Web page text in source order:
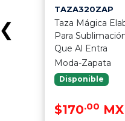
TAZA320ZAP
Taza Mágica
Para
Que Al Entra
Moda-Zapata
Disponible
$170.00